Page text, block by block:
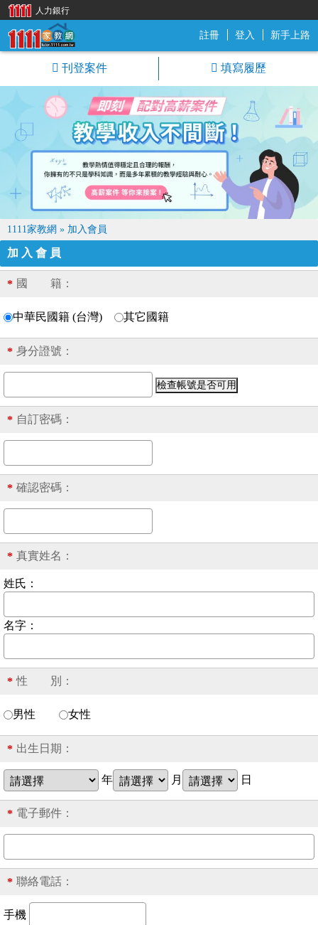
註冊 登入 新手上路
刊登案件 填寫履歷
1111家教網 » 加入會員
加入會員
* 國 籍：
中華民國籍 (台灣) 其它國籍
* 身分證號 ：
* 自訂密碼：
* 確認密碼：
* 真實姓名：
姓氏：
名字：
* 性 別：
男性 女性
* 出生日期：
年 月 日
* 電子郵件：
* 聯絡電話：
手機
人力銀行